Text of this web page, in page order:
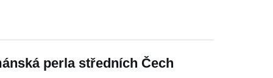
perla středních Čech